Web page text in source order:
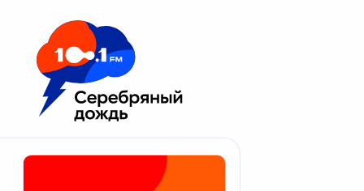
Москва 100.1 FM
Апатиты